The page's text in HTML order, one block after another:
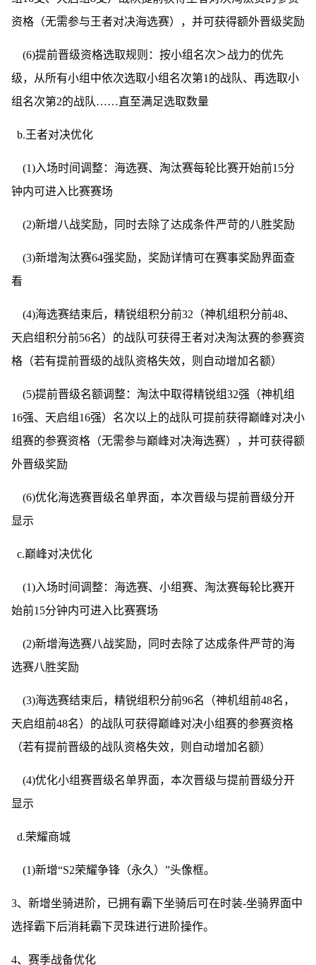
资格（无需参与王者对决海选赛），并可获得额外晋级奖励
(6)提前晋级资格选取规则：按小组名次＞战力的优先
级，从所有小组中依次选取小组名次第1的战队、再选取小
组名次第2的战队……直至满足选取数量
b.王者对决优化
(1)入场时间调整：海选赛、淘汰赛每轮比赛开始前15分
钟内可进入比赛赛场
(2)新增八战奖励，同时去除了达成条件严苛的八胜奖励
(3)新增淘汰赛64强奖励，奖励详情可在赛事奖励界面查
看
(4)海选赛结束后，精锐组积分前32（神机组积分前48、
天启组积分前56名）的战队可获得王者对决淘汰赛的参赛资
格（若有提前晋级的战队资格失效，则自动增加名额）
(5)提前晋级名额调整：淘汰中取得精锐组32强（神机组
16强、天启组16强）名次以上的战队可提前获得巅峰对决小
组赛的参赛资格（无需参与巅峰对决海选赛），并可获得额
外晋级奖励
(6)优化海选赛晋级名单界面，本次晋级与提前晋级分开
显示
c.巅峰对决优化
(1)入场时间调整：海选赛、小组赛、淘汰赛每轮比赛开
始前15分钟内可进入比赛赛场
(2)新增海选赛八战奖励，同时去除了达成条件严苛的海
选赛八胜奖励
(3)海选赛结束后，精锐组积分前96名（神机组前48名，
天启组前48名）的战队可获得巅峰对决小组赛的参赛资格
（若有提前晋级的战队资格失效，则自动增加名额）
(4)优化小组赛晋级名单界面，本次晋级与提前晋级分开
显示
d.荣耀商城
(1)新增“S2荣耀争锋（永久）”头像框。
3、新增坐骑进阶，已拥有霸下坐骑后可在时装-坐骑界面中
选择霸下后消耗霸下灵珠进行进阶操作。
4、赛季战备优化